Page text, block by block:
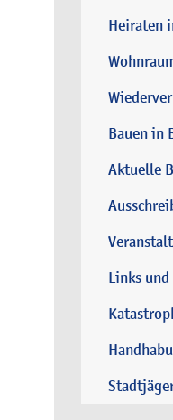
Heiraten
Bauen in
Aktuelle
Links